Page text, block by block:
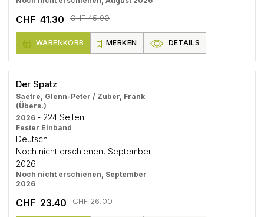
CHF 41.30 CHF 45.90
WARENKORB MERKEN DETAILS
Der Spatz
Saetre, Glenn-Peter / Zuber, Frank
(Übers.)
2026 - 224 Seiten
Fester Einband
Deutsch
Noch nicht erschienen, September
2026
Noch nicht erschienen, September
2026
CHF 23.40 CHF 26.00